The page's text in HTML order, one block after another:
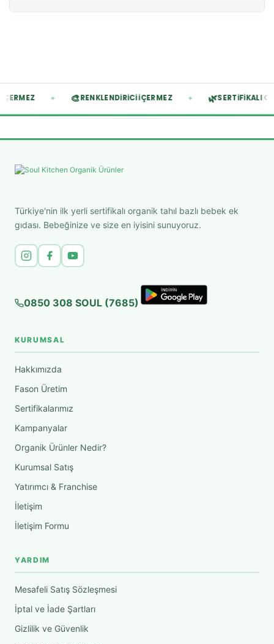
İÇERMEZ ✦ 🎨RENKLENDIRICI İÇERMEZ ✦ 🌿
Türkiye'nin ilk yerli sertifikalı organik tahıl bazlı bebek ek
gıdası. Bebeğinize ve size en iyisini sunuyoruz.
0850 308 SOUL (7685)
KURUMSAL
Hakkımızda
Fason Üretim
Sertifikalarımız
Kampanyalar
Organik Ürünler Nedir?
Kurumsal Satış
Yatırımcı & Franchise
İletişim
İletişim Formu
YARDIM
Mesafeli Satış Sözleşmesi
İptal ve İade Şartları
Gizlilik ve Güvenlik